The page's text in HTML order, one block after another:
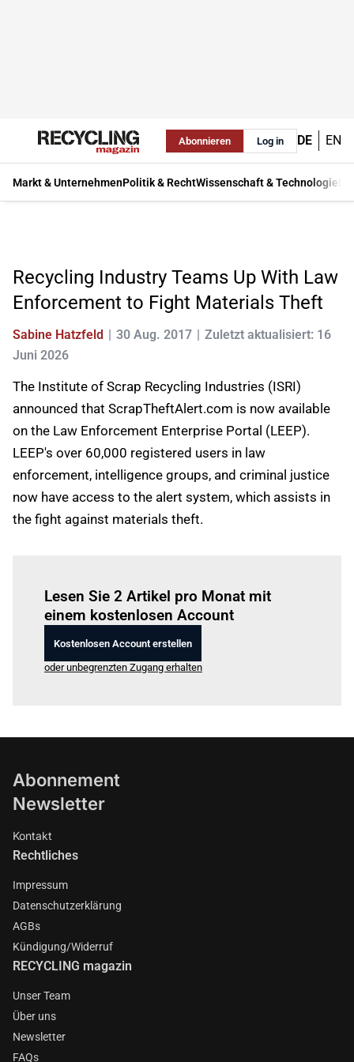
Abonnieren Log in DE EN
Markt & UnternehmenPolitik & RechtWissenschaft & Technologie
Recycling Industry Teams Up With Law
Enforcement to Fight Materials Theft
Sabine Hatzfeld 30 Aug. 2017
Zuletzt aktualisiert: 16
Juni 2026
The Institute of Scrap Recycling Industries (ISRI)
announced that ScrapTheftAlert.com is now available
on the Law Enforcement Enterprise Portal (LEEP).
LEEP's over 60,000 registered users in law
enforcement, intelligence groups, and criminal justice
now have access to the alert system, which assists in
the fight against materials theft.
Lesen Sie 2 Artikel pro Monat mit
einem kostenlosen Account
Kostenlosen Account erstellen
oder unbegrenzten Zugang erhalten
Abonnement
Newsletter
Kontakt
Rechtliches
Impressum
Datenschutzerklärung
AGBs
Kündigung/Widerruf
RECYCLING magazin
Unser Team
Über uns
Newsletter
FAQs